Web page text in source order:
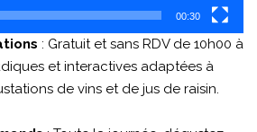
00:30
: Gratuit et sans RDV de 10h00 à
et interactives adaptées à
de vins et de jus de raisin.